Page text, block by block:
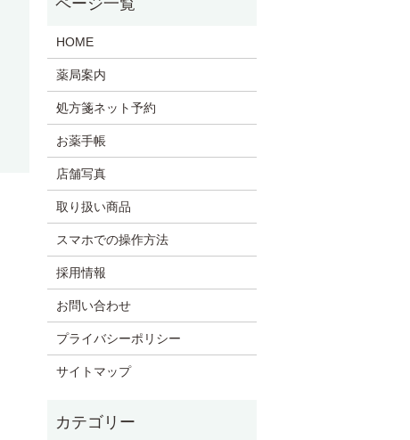
HOME
薬局案内
処方箋ネット予約
お薬手帳
店舗写真
取り扱い商品
スマホでの操作方法
採用情報
お問い合わせ
プライバシーポリシー
サイトマップ